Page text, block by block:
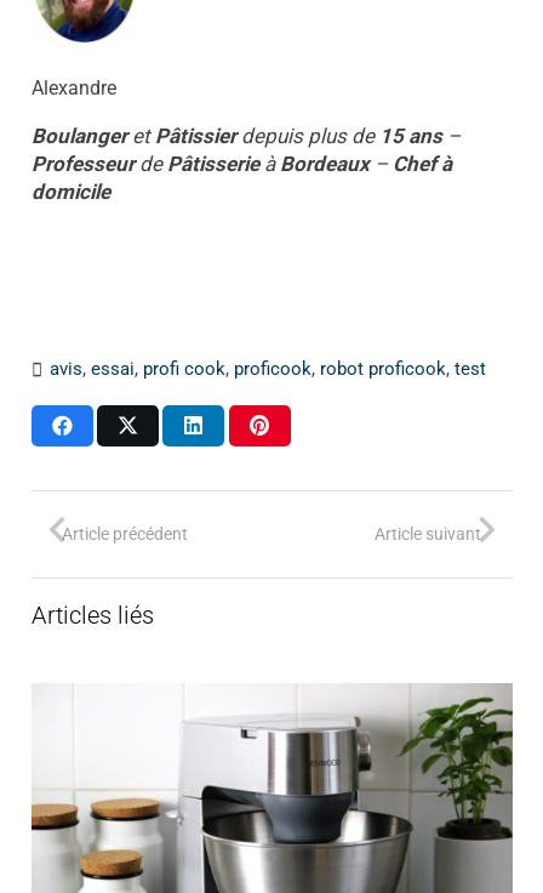
Alexandre
Boulangeret Pâtissierdepuis plus de 15 ans –
Professeurde Pâtisserieà Bordeaux –Chef à
domicile
avis, essai, profi cook, proficook, robot proficook, test
Article précédent Article suivant
Articles liés